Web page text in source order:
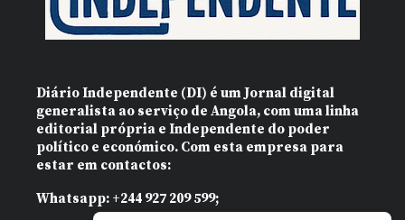
Diário Independente (DI) é um Jornal digital
generalista ao serviço de Angola, com uma linha
editorial própria e Independente do poder
político e económico. Com esta empresa para
estar em contactos:
Whatsapp: +244 927 209 599;